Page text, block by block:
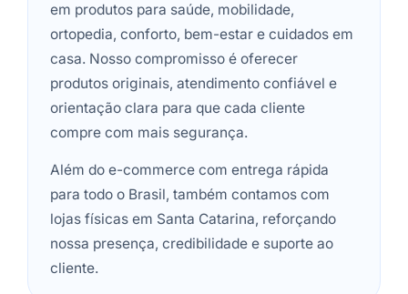
em produtos para saúde, mobilidade,
ortopedia, conforto, bem-estar e cuidados em
casa. Nosso compromisso é oferecer
produtos originais, atendimento confiável e
orientação clara para que cada cliente
compre com mais segurança.
Além do e-commerce com entrega rápida
para todo o Brasil, também contamos com
lojas físicas em Santa Catarina, reforçando
nossa presença, credibilidade e suporte ao
cliente.